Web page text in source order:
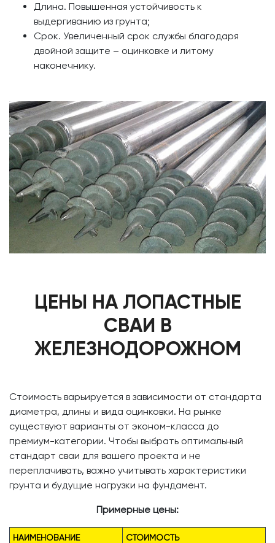
Длина. Повышенная устойчивость к
выдергиванию из грунта;
Срок. Увеличенный срок службы благодаря
двойной защите – оцинковке и литому
наконечнику.
ЦЕНЫ НА ЛОПАСТНЫЕ
СВАИ В
ЖЕЛЕЗНОДОРОЖНОМ
Стоимость варьируется в зависимости от стандарта
диаметра, длины и вида оцинковки. На рынке
существуют варианты от эконом-класса до
премиум-категории. Чтобы выбрать оптимальный
стандарт сваи для вашего проекта и не
переплачивать, важно учитывать характеристики
грунта и будущие нагрузки на фундамент.
Примерные цены:
НАИМЕНОВАНИЕ СТОИМОСТЬ